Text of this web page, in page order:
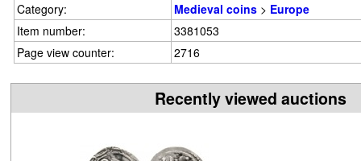
Category:
Medieval coins > Europe
Item number:
3381053
Page view counter:
2716
Recently viewed auctions